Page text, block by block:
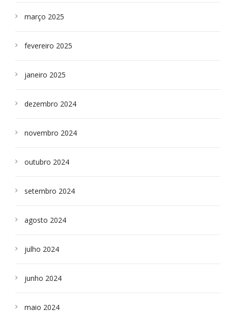
março 2025
fevereiro 2025
janeiro 2025
dezembro 2024
novembro 2024
outubro 2024
setembro 2024
agosto 2024
julho 2024
junho 2024
maio 2024